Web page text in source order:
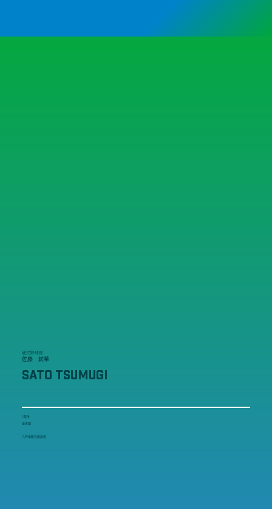
硬式野球部
佐藤 紡希
SATO TSUMUGI
1年生
法学部
八戸学院光星高校